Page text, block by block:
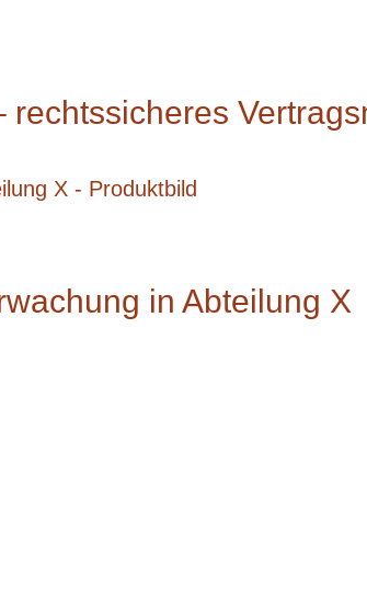
in Abteilung X